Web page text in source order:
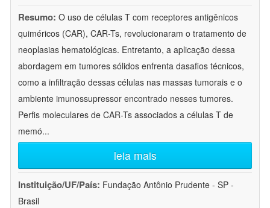
Resumo: O uso de células T com receptores antigênicos
quiméricos (CAR), CAR-Ts, revolucionaram o tratamento de
neoplasias hematológicas. Entretanto, a aplicação dessa
abordagem em tumores sólidos enfrenta dasafios técnicos,
como a infiltração dessas células nas massas tumorais e o
ambiente imunossupressor encontrado nesses tumores.
Perfis moleculares de CAR-Ts associados a células T de
memó...
leia mais
Instituição/UF/País: Fundação Antônio Prudente - SP -
Brasil